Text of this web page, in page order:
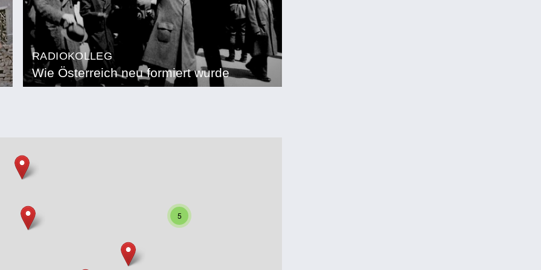
RADIOKOLLEG
Wie Österreich neu formiert wurde
5